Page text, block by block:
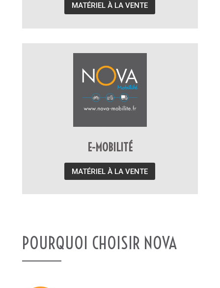
MATÉRIEL À LA VENTE
E-MOBILITÉ
MATÉRIEL À LA VENTE
POURQUOI CHOISIR NOVA